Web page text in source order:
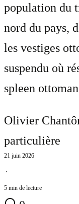
population du
nord du pays,
les vestiges
suspendu où
spleen
Olivier
particulière
21 juin 2026
⋅
5 min de lecture